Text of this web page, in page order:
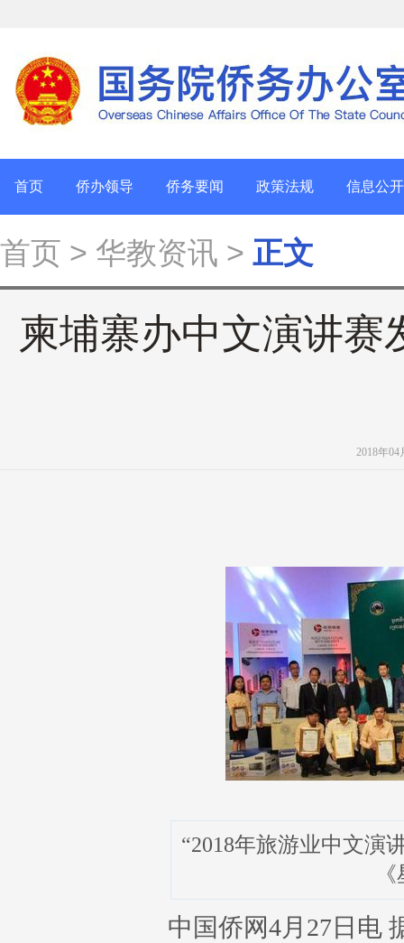
首页 侨办领导 侨务要闻 政策法规 信息公开
首页 > 华教资讯 > 正文
柬埔寨办中文演讲赛
2018年
“2018年旅游业中文演
中国侨网4月27日电